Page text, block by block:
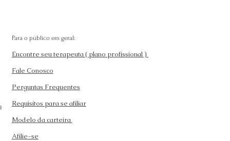
Para o público em geral:
Encontre seu terapeuta ( plano profissional )
Fale Conosco
Perguntas Frequentes
Requisitos para se afiliar
Modelo da carteira
Afilie-se